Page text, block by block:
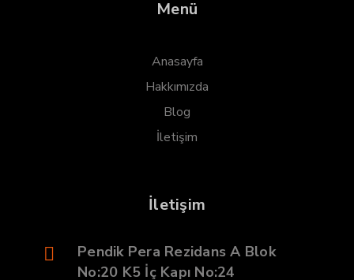
Menü
Anasayfa
Hakkımızda
Blog
İletişim
İletişim
Pendik Pera Rezidans A Blok
No:20 K5 İç Kapı No:24